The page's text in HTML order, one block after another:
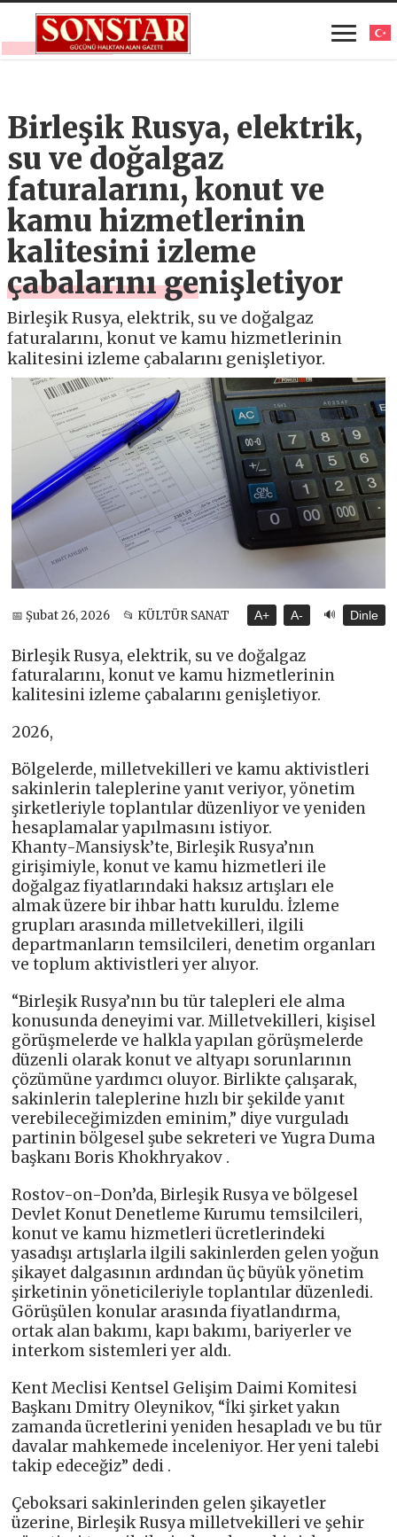
Birleşik Rusya, elektrik,
su ve doğalgaz
faturalarını, konut ve
kamu hizmetlerinin
kalitesini izleme
çabalarını genişletiyor
Birleşik Rusya, elektrik, su ve doğalgaz
faturalarını, konut ve kamu hizmetlerinin
kalitesini izleme çabalarını genişletiyor.
📅 Şubat 26, 2026 📂 KÜLTÜR SANAT A+ A- 🔊 Dinle
Birleşik Rusya, elektrik, su ve doğalgaz
faturalarını, konut ve kamu hizmetlerinin
kalitesini izleme çabalarını genişletiyor.
2026,
Bölgelerde, milletvekilleri ve kamu aktivistleri
sakinlerin taleplerine yanıt veriyor, yönetim
şirketleriyle toplantılar düzenliyor ve yeniden
hesaplamalar yapılmasını istiyor.
Khanty-Mansiysk’te, Birleşik Rusya’nın
girişimiyle, konut ve kamu hizmetleri ile
doğalgaz fiyatlarındaki haksız artışları ele
almak üzere bir ihbar hattı kuruldu. İzleme
grupları arasında milletvekilleri, ilgili
departmanların temsilcileri, denetim organları
ve toplum aktivistleri yer alıyor.
“Birleşik Rusya’nın bu tür talepleri ele alma
konusunda deneyimi var. Milletvekilleri, kişisel
görüşmelerde ve halkla yapılan görüşmelerde
düzenli olarak konut ve altyapı sorunlarının
çözümüne yardımcı oluyor. Birlikte çalışarak,
sakinlerin taleplerine hızlı bir şekilde yanıt
verebileceğimizden eminim,” diye vurguladı
partinin bölgesel şube sekreteri ve Yugra Duma
başkanı Boris Khokhryakov .
Rostov-on-Don’da, Birleşik Rusya ve bölgesel
Devlet Konut Denetleme Kurumu temsilcileri,
konut ve kamu hizmetleri ücretlerindeki
yasadışı artışlarla ilgili sakinlerden gelen yoğun
şikayet dalgasının ardından üç büyük yönetim
şirketinin yöneticileriyle toplantılar düzenledi.
Görüşülen konular arasında fiyatlandırma,
ortak alan bakımı, kapı bakımı, bariyerler ve
interkom sistemleri yer aldı.
Kent Meclisi Kentsel Gelişim Daimi Komitesi
Başkanı Dmitry Oleynikov, “İki şirket yakın
zamanda ücretlerini yeniden hesapladı ve bu tür
davalar mahkemede inceleniyor. Her yeni talebi
takip edeceğiz” dedi .
Çeboksari sakinlerinden gelen şikayetler
üzerine, Birleşik Rusya milletvekilleri ve şehir